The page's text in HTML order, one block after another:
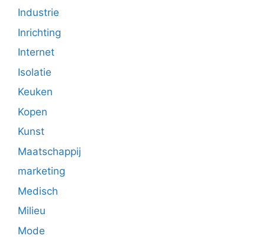
Industrie
Inrichting
Internet
Isolatie
Keuken
Kopen
Kunst
Maatschappij
marketing
Medisch
Milieu
Mode